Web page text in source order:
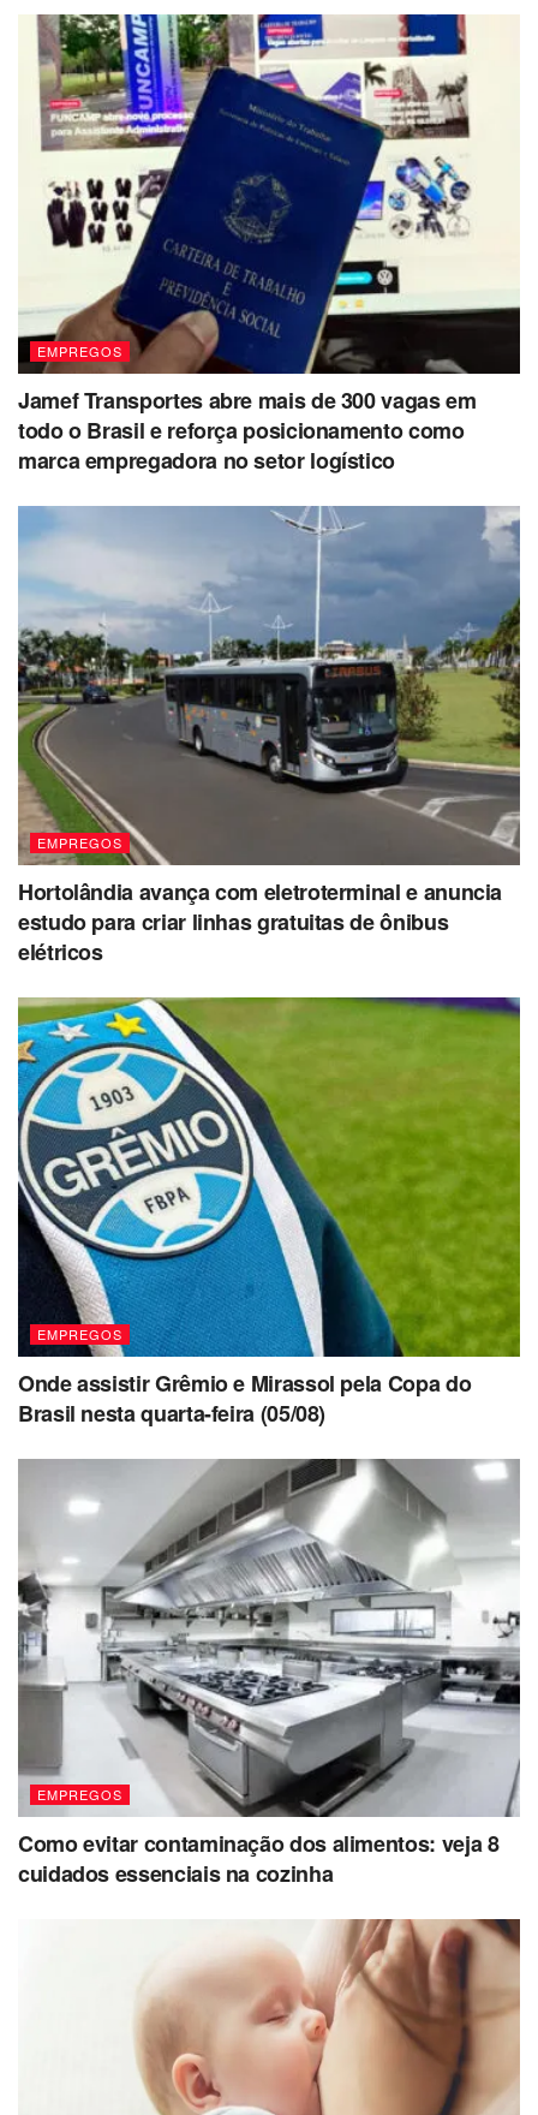
EMPREGOS
Jamef Transportes abre mais de 300 vagas em
todo o Brasil e reforça posicionamento como
marca empregadora no setor logístico
EMPREGOS
Hortolândia avança com eletroterminal e anuncia
estudo para criar linhas gratuitas de ônibus
elétricos
EMPREGOS
Onde assistir Grêmio e Mirassol pela Copa do
Brasil nesta quarta-feira (05/08)
EMPREGOS
Como evitar contaminação dos alimentos: veja 8
cuidados essenciais na cozinha